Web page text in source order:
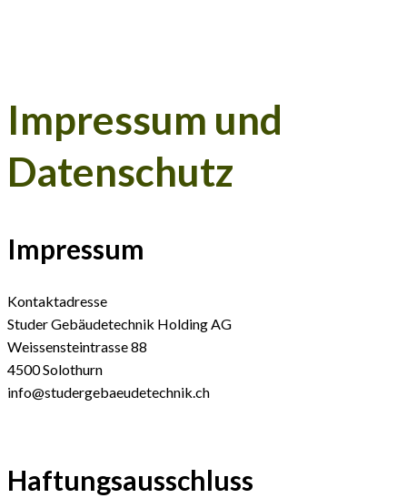
Impressum und
Datenschutz
Impressum
Kontaktadresse
Studer Gebäudetechnik Holding AG
Weissensteintrasse 88
4500 Solothurn
info@studergebaeudetechnik.ch
Haftungsausschluss